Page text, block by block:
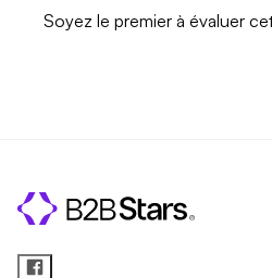
Soyez le premier à évaluer